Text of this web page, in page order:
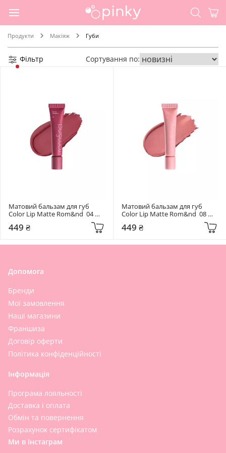
Продукти Макіяж Губи
Фільтр Сортування по:
Матовий бальзам для губ
Color Lip Matte Rom&nd  04
449 ₴
Матовий бальзам для губ
Color Lip Matte Rom&nd  08
449 ₴
Допомога
Бренди
Мої замовлення
Наші магазини
Франшиза
Договір оферти
Політика конфіденційності
Інформація
Програма лояльності
Доставка і оплата
Обмін та повернення
Розрахунок сертифікатом
Ми в Інстаграм